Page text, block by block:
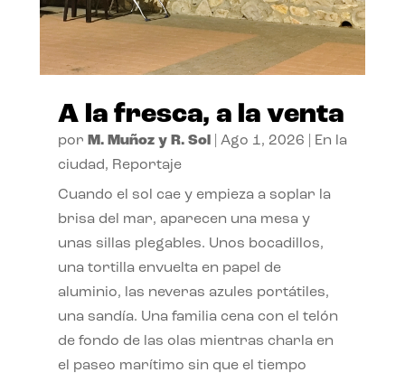
A la fresca, a la venta
por M. Muñoz y R. Sol| Ago 1, 2026
En la
ciudad, Reportaje
Cuando el sol cae y empieza a soplar la
brisa del mar, aparecen una mesa y
unas sillas plegables. Unos bocadillos,
una tortilla envuelta en papel de
aluminio, las neveras azules portátiles,
una sandía. Una familia cena con el telón
de fondo de las olas mientras charla en
el paseo marítimo sin que el tiempo